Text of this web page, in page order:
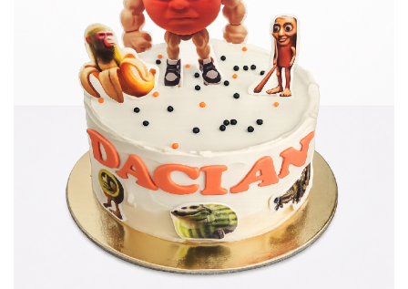
Torturi in frosting- crema pentru
Torturi cu flori
Tortulețe 1.7 kg - 2 kg